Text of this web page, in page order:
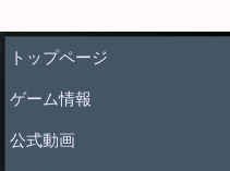
トップページ
ゲーム情報
公式動画